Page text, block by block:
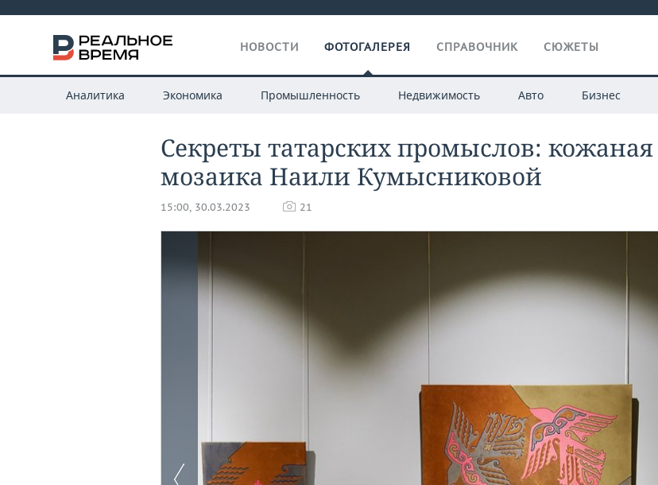
НОВОСТИ ФОТОГАЛЕРЕЯ СПРАВОЧНИК СЮЖЕТЫ
Аналитика Экономика Промышленность Недвижимость Авто Бизнес
Секреты татарских промыслов: кожаная
мозаика Наили Кумысниковой
15:00, 30.03.2023 21